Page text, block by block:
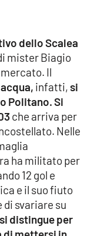
dello Scalea
mister Biagio
Il
infatti,si
Politano. Si
che arriva per
Nelle
ha militato per
12 gol e
e il suo fiuto
di svariare su
distingue per